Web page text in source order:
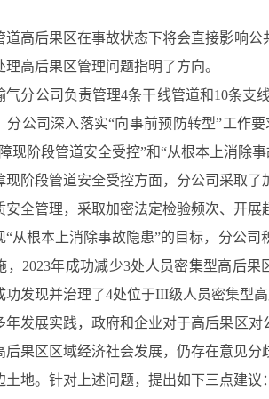
道高后果区在事故状态下将会直接影响
理高后果区管理问题指明了方向。
气分公司负责管理4条干线管道和10条支
分公司深入落实“向事前预防转型”工作
现阶段管道安全受控”和“从根本上消除
现阶段管道安全受控方面，分公司采取
安全管理，采取加密法定检验频次、开
“从根本上消除事故隐患”的目标，分公
，2023年成功减少3处人员密集型高后
功发现并治理了4处位于III级人员密集型
年发展实践，政府和企业对于高后果区
后果区区域经济社会发展，仍存在意见
土地。针对上述问题，提出如下三点建议